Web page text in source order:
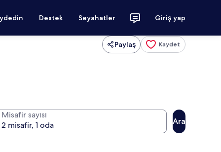
Destek Seyahatler Giriş yap
Paylaş Kaydet
Misafir sayısı
Ara